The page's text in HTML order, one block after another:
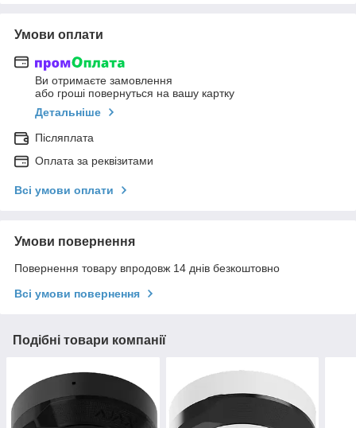
Умови оплати
Ви отримаєте замовлення
або гроші повернуться на вашу картку
Детальніше
Післяплата
Оплата за реквізитами
Всі умови оплати
Умови повернення
Повернення товару впродовж 14 днів безкоштовно
Всі умови повернення
Подібні товари компанії